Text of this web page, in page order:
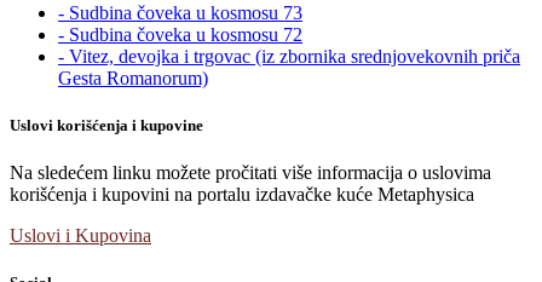
- Sudbina čoveka u kosmosu 73
- Sudbina čoveka u kosmosu 72
- Vitez, devojka i trgovac (iz zbornika srednjovekovnih priča
Gesta Romanorum)
Uslovi korišćenja i kupovine
Na sledećem linku možete pročitati više informacija o uslovima
korišćenja i kupovini na portalu izdavačke kuće Metaphysica
Uslovi i Kupovina